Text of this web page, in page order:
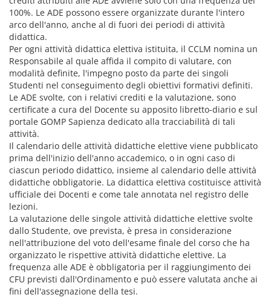
100%. Le ADE possono essere organizzate durante l'intero
arco dell'anno, anche al di fuori dei periodi di attività
didattica.
Per ogni attività didattica elettiva istituita, il CCLM nomina un
Responsabile al quale affida il compito di valutare, con
modalità definite, l'impegno posto da parte dei singoli
Studenti nel conseguimento degli obiettivi formativi definiti.
Le ADE svolte, con i relativi crediti e la valutazione, sono
certificate a cura del Docente su apposito libretto-diario e sul
portale GOMP Sapienza dedicato alla tracciabilità di tali
attività.
Il calendario delle attività didattiche elettive viene pubblicato
prima dell'inizio dell'anno accademico, o in ogni caso di
ciascun periodo didattico, insieme al calendario delle attività
didattiche obbligatorie. La didattica elettiva costituisce attività
ufficiale dei Docenti e come tale annotata nel registro delle
lezioni.
La valutazione delle singole attività didattiche elettive svolte
dallo Studente, ove prevista, è presa in considerazione
nell'attribuzione del voto dell'esame finale del corso che ha
organizzato le rispettive attività didattiche elettive. La
frequenza alle ADE è obbligatoria per il raggiungimento dei
CFU previsti dall'Ordinamento e può essere valutata anche ai
fini dell'assegnazione della tesi.